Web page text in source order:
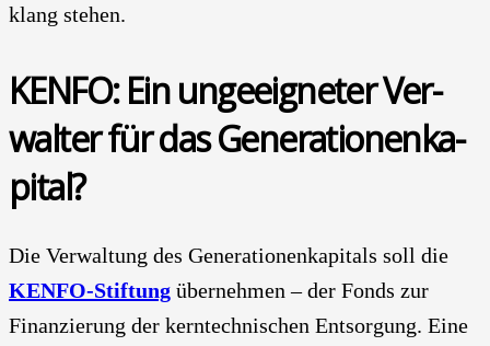
klang ste­hen.
KEN­FO: Ein unge­eig­ne­ter Ver­
wal­ter für das Gene­ra­tio­nen­ka­
pi­tal?
Die Ver­wal­tung des Gene­ra­tio­nen­ka­pi­tals soll die
KEN­FO-Stif­tung über­neh­men – der Fonds zur
Finan­zie­rung der kern­tech­ni­schen Ent­sor­gung. Eine